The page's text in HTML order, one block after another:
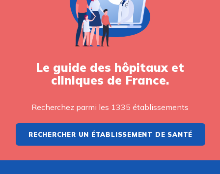
Le guide des hôpitaux et
cliniques de France.
Recherchez parmi les 1335 établissements
RECHERCHER UN ÉTABLISSEMENT DE SANTÉ